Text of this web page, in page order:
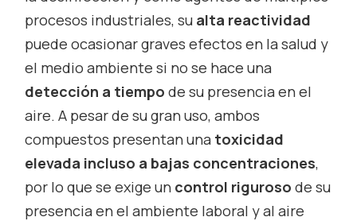
procesos industriales, su alta reactividad
puede ocasionar graves efectos en la salud y
el medio ambiente si no se hace una
detección a tiempo de su presencia en el
aire. A pesar de su gran uso, ambos
compuestos presentan una toxicidad
elevada incluso a bajas concentraciones,
por lo que se exige un control riguroso de su
presencia en el ambiente laboral y al aire